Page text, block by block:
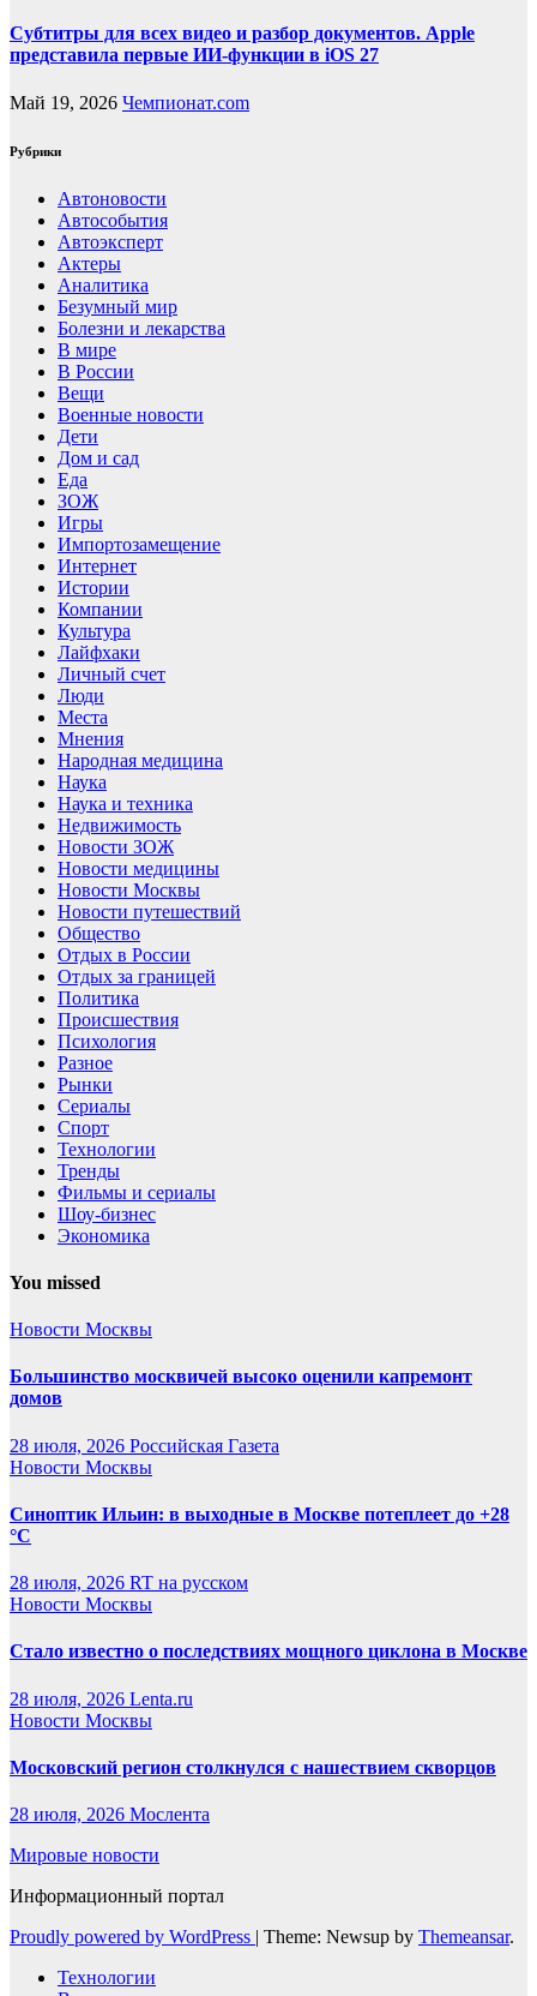
Субтитры для всех видео и разбор документов. Apple
представила первые ИИ-функции в iOS 27
Май 19, 2026 Чемпионат.com
Рубрики
Автоновости
Автособытия
Автоэксперт
Актеры
Аналитика
Безумный мир
Болезни и лекарства
В мире
В России
Вещи
Военные новости
Дети
Дом и сад
Еда
ЗОЖ
Игры
Импортозамещение
Интернет
Истории
Компании
Культура
Лайфхаки
Личный счет
Люди
Места
Мнения
Народная медицина
Наука
Наука и техника
Недвижимость
Новости ЗОЖ
Новости медицины
Новости Москвы
Новости путешествий
Общество
Отдых в России
Отдых за границей
Политика
Происшествия
Психология
Разное
Рынки
Сериалы
Спорт
Технологии
Тренды
Фильмы и сериалы
Шоу-бизнес
Экономика
You missed
Новости Москвы
Большинство москвичей высоко оценили капремонт
домов
28 июля, 2026 Российская Газета
Новости Москвы
Синоптик Ильин: в выходные в Москве потеплеет до +28
°C
28 июля, 2026 RT на русском
Новости Москвы
Стало известно о последствиях мощного циклона в Москве
28 июля, 2026 Lenta.ru
Новости Москвы
Московский регион столкнулся с нашествием скворцов
28 июля, 2026 Мослента
Мировые новости
Информационный портал
Proudly powered by WordPress | Theme: Newsup by Themeansar.
Технологии